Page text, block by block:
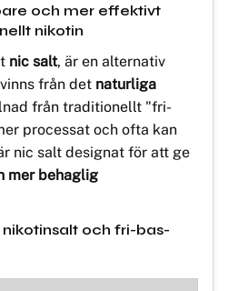
och mer effektivt
nikotin
nic salt, är en alternativ
från det naturliga
från traditionellt "fri-
processat och ofta kan
nic salt designat för att ge
mer behaglig
och fri-bas-